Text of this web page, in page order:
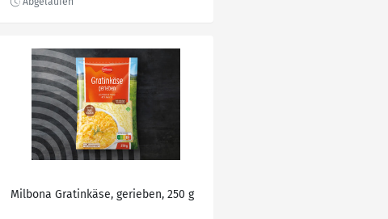
Milbona Gratinkäse, gerieben, 250 g